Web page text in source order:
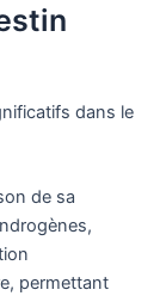
dans le
de sa
permettant